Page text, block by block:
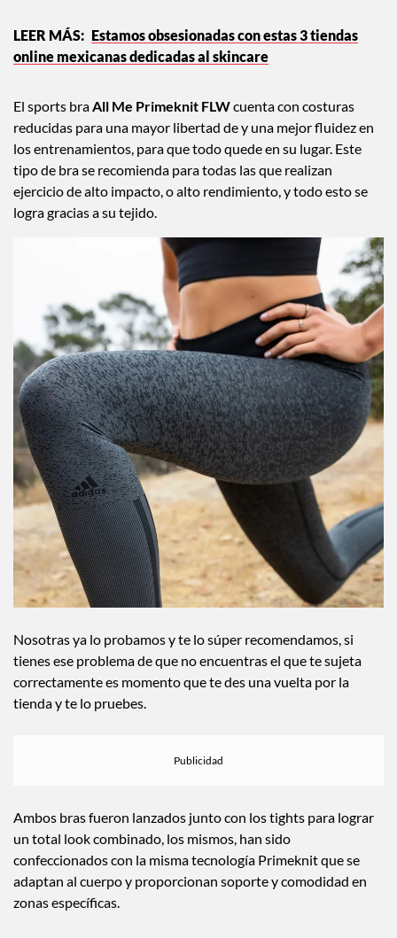
Estamos obsesionadas con estas 3 tiendas
El sports braAll Me Primeknit FLWcuenta con costuras
reducidas para una mayor libertad de y una mejor fluidez en
los entrenamientos, para que todo quede en su lugar. Este
tipo de bra se recomienda para todas las que realizan
ejercicio de alto impacto, o alto rendimiento, y todo esto se
Nosotras ya lo probamos y te lo súper recomendamos, si
tienes ese problema de que no encuentras el que te sujeta
correctamente es momento que te des una vuelta por la
Ambos bras fueron lanzados junto con los tights para lograr
un total look combinado, los mismos, han sido
confeccionados con la misma tecnología Primeknit que se
adaptan al cuerpo y proporcionan soporte y comodidad en